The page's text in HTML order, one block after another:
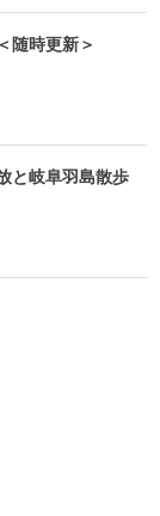
随時更新＞
と岐阜羽島散歩